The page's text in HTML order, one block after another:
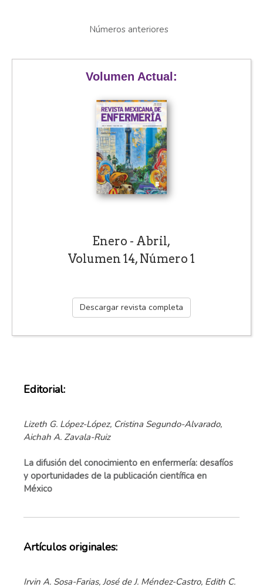
Números anteriores
Volumen Actual:
Enero - Abril,
Volumen 14, Número 1
Descargar revista completa
Editorial:
Lizeth G. López-López, Cristina Segundo-Alvarado,
Aichah A. Zavala-Ruiz
La difusión del conocimiento en enfermería: desafíos
y oportunidades de la publicación científica en
México
Artículos originales:
Irvin A. Sosa-Farias, José de J. Méndez-Castro, Edith C.